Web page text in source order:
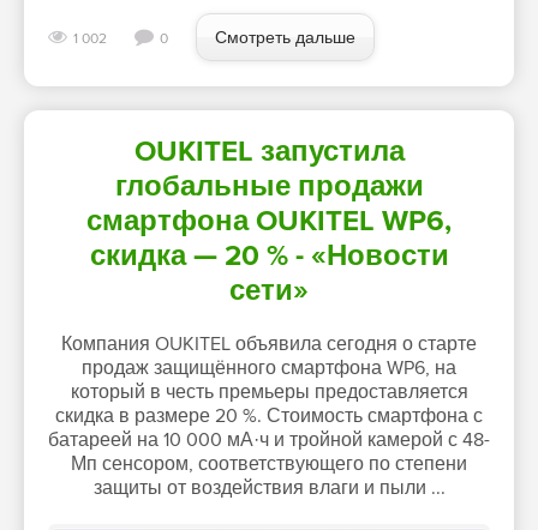
1 002 0 Смотреть дальше
OUKITEL запустила
глобальные продажи
смартфона OUKITEL WP6,
скидка — 20 % - «Новости
сети»
Компания OUKITEL объявила сегодня о старте
продаж защищённого смартфона WP6, на
который в честь премьеры предоставляется
скидка в размере 20 %. Стоимость смартфона с
батареей на 10 000 мА·ч и тройной камерой с 48-
Мп сенсором, соответствующего по степени
защиты от воздействия влаги и пыли ...